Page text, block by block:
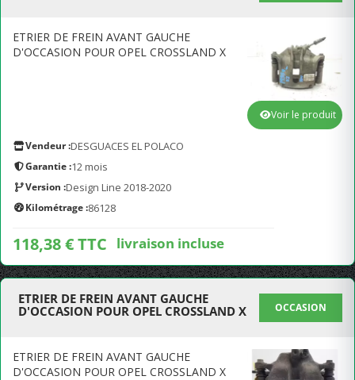
ETRIER DE FREIN AVANT GAUCHE
D'OCCASION POUR OPEL CROSSLAND X
Vendeur :DESGUACES EL POLACO
Garantie :12 mois
Version :Design Line 2018-2020
Kilométrage :86128
118,38 € TTC livraison incluse
Voir le produit
ETRIER DE FREIN AVANT GAUCHE
D'OCCASION POUR OPEL CROSSLAND X
OCCASION
ETRIER DE FREIN AVANT GAUCHE
D'OCCASION POUR OPEL CROSSLAND X